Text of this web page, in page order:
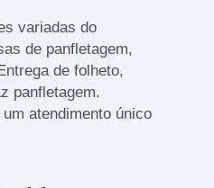
variadas do
de panfletagem,
de folheto,
panfletagem.
atendimento único